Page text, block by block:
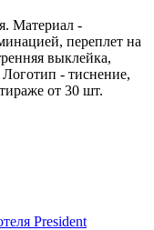
Материал -
переплет на
выклейка,
Логотип - тиснение,
от 30 шт.
President